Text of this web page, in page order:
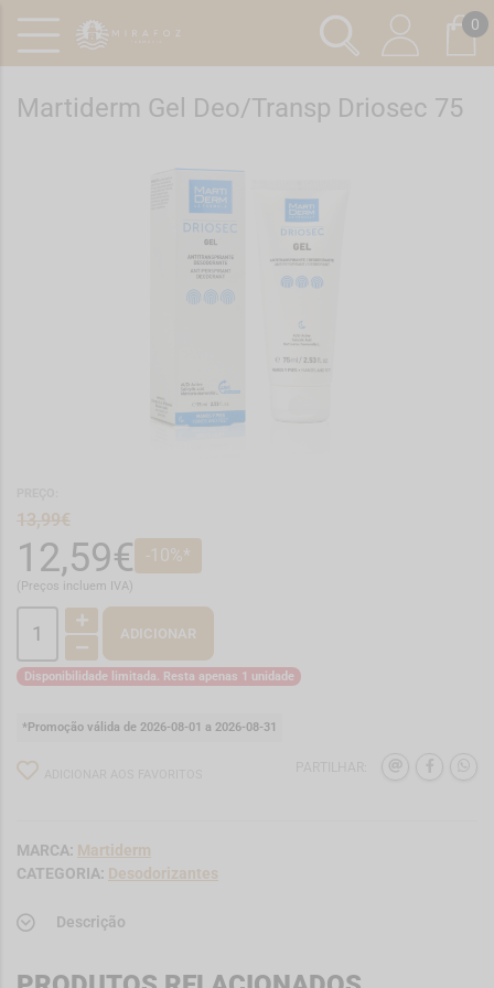
0
Martiderm Gel Deo/Transp Driosec 75
13,99€
12,59€ -10%*
(Preços incluem IVA)
ADICIONAR
Disponibilidade limitada. Resta apenas 1 unidade
*Promoção válida de 2026-08-01 a 2026-08-31
MARCA: Martiderm
CATEGORIA: Desodorizantes
Descrição